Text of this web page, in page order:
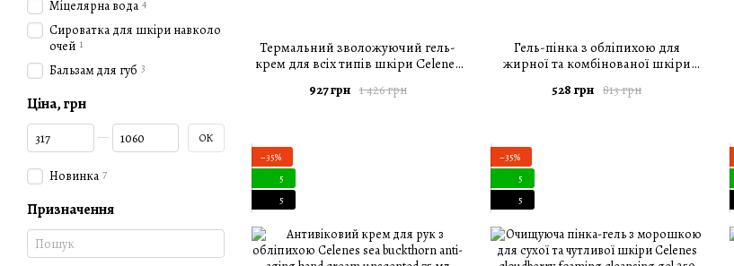
Термальний зволожуючий гель-
крем для всіх типів шкіри Celenes
1 426 грн
927 грн
Гель-пінка з обліпихою для
жирної та комбінованої шкіри
Oily and Combination Skin 250 мл
813 грн
528 грн
−35%
5
5
−35%
5
5
Міцелярна вода 4
Сироватка для шкіри навколо
очей 1
Бальзам для губ 3
Ціна, грн
Від Ціна, грн
До Ціна, грн ОК
Новинка 7
Призначення